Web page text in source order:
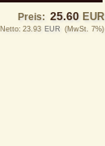
Preis: 25.60 EUR
Netto: 23.93 EUR (MwSt. 7%)